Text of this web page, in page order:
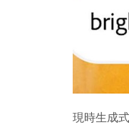
現時生成